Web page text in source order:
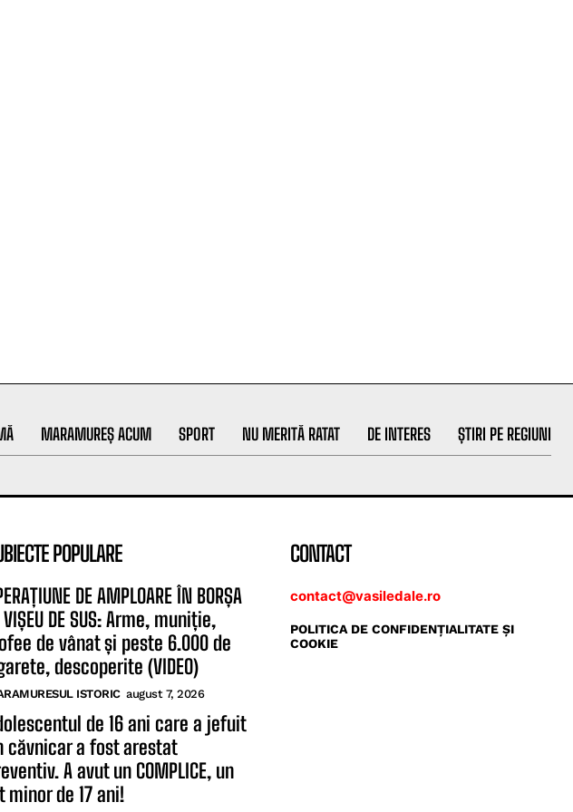
MARAMUREȘ ACUM SPORT NU MERITĂ RATAT DE INTERES ȘTIRI PE REGIUNI
POPULARE
DE AMPLOARE ÎN BORȘA
DE SUS: Arme, muniție,
de vânat și peste 6.000 de
descoperite (VIDEO)
ISTORIC august 7, 2026
de 16 ani care a jefuit
căvnicar a fost arestat
A avut un COMPLICE, un
minor de 17 ani!
CONTACT
contact@vasiledale.ro
POLITICA DE CONFIDENŢIALITATE ŞI
COOKIE